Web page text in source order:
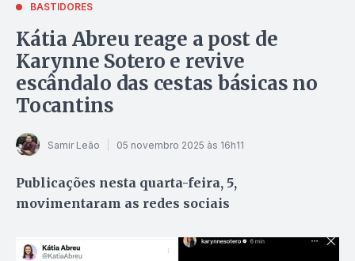
BASTIDORES
Kátia Abreu reage a post de
Karynne Sotero e revive
escândalo das cestas básicas no
Tocantins
Samir Leão 05 novembro 2025 às 16h11
Publicações nesta quarta-feira, 5,
movimentaram as redes sociais